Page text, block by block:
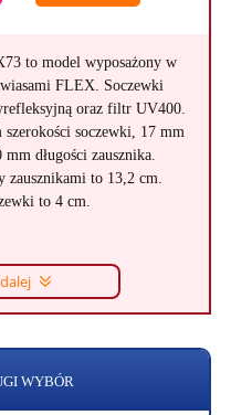
to model wyposażony w
FLEX. Soczewki
oraz filtr UV400.
soczewki, 17 mm
długości zausznika.
zausznikami to 13,2 cm.
to 4 cm.
WYBÓR